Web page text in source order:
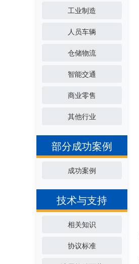
工业制造
人员车辆
仓储物流
智能交通
商业零售
其他行业
部分成功案例
成功案例
技术与支持
相关知识
协议标准